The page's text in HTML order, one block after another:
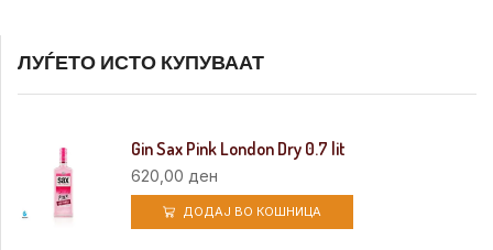
ЛУЃЕТО ИСТО КУПУВААТ
Gin Sax Pink London Dry 0.7 lit
620,00 ден
ДОДАЈ ВО КОШНИЦА